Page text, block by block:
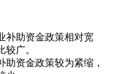
补助资金政策相对宽
广。
助资金政策较为紧缩，